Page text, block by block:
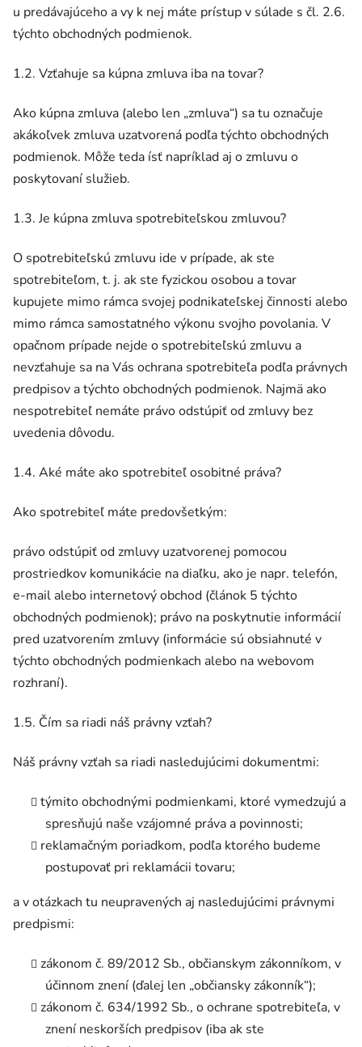
u predávajúceho a vy k nej máte prístup v súlade s čl. 2.6.
týchto obchodných podmienok.
1.2. Vzťahuje sa kúpna zmluva iba na tovar?
Ako kúpna zmluva (alebo len „zmluva“) sa tu označuje
akákoľvek zmluva uzatvorená podľa týchto obchodných
podmienok. Môže teda ísť napríklad aj o zmluvu o
poskytovaní služieb.
1.3. Je kúpna zmluva spotrebiteľskou zmluvou?
O spotrebiteľskú zmluvu ide v prípade, ak ste
spotrebiteľom, t. j. ak ste fyzickou osobou a tovar
kupujete mimo rámca svojej podnikateľskej činnosti alebo
mimo rámca samostatného výkonu svojho povolania. V
opačnom prípade nejde o spotrebiteľskú zmluvu a
nevzťahuje sa na Vás ochrana spotrebiteľa podľa právnych
predpisov a týchto obchodných podmienok. Najmä ako
nespotrebiteľ nemáte právo odstúpiť od zmluvy bez
uvedenia dôvodu.
1.4. Aké máte ako spotrebiteľ osobitné práva?
Ako spotrebiteľ máte predovšetkým:
právo odstúpiť od zmluvy uzatvorenej pomocou
prostriedkov komunikácie na diaľku, ako je napr. telefón,
e-mail alebo internetový obchod (článok 5 týchto
obchodných podmienok); právo na poskytnutie informácií
pred uzatvorením zmluvy (informácie sú obsiahnuté v
týchto obchodných podmienkach alebo na webovom
rozhraní).
1.5. Čím sa riadi náš právny vzťah?
Náš právny vzťah sa riadi nasledujúcimi dokumentmi:
týmito obchodnými podmienkami, ktoré vymedzujú a
spresňujú naše vzájomné práva a povinnosti;
reklamačným poriadkom, podľa ktorého budeme
postupovať pri reklamácii tovaru;
a v otázkach tu neupravených aj nasledujúcimi právnymi
predpismi:
zákonom č. 89/2012 Sb., občianskym zákonníkom, v
účinnom znení (ďalej len „občiansky zákonník“);
zákonom č. 634/1992 Sb., o ochrane spotrebiteľa, v
znení neskorších predpisov (iba ak ste